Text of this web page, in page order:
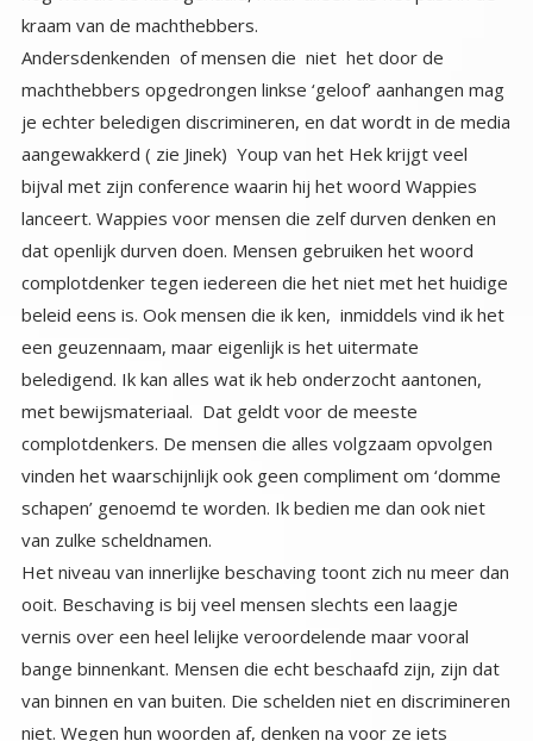
kraam van de machthebbers.
Andersdenkenden of mensen die niet het door de
machthebbers opgedrongen linkse ‘geloof’ aanhangen mag
je echter beledigen discrimineren, en dat wordt in de media
aangewakkerd ( zie Jinek) Youp van het Hek krijgt veel
bijval met zijn conference waarin hij het woord Wappies
lanceert. Wappies voor mensen die zelf durven denken en
dat openlijk durven doen. Mensen gebruiken het woord
complotdenker tegen iedereen die het niet met het huidige
beleid eens is. Ook mensen die ik ken, inmiddels vind ik het
een geuzennaam, maar eigenlijk is het uitermate
beledigend. Ik kan alles wat ik heb onderzocht aantonen,
met bewijsmateriaal. Dat geldt voor de meeste
complotdenkers. De mensen die alles volgzaam opvolgen
vinden het waarschijnlijk ook geen compliment om ‘domme
schapen’ genoemd te worden. Ik bedien me dan ook niet
van zulke scheldnamen.
Het niveau van innerlijke beschaving toont zich nu meer dan
ooit. Beschaving is bij veel mensen slechts een laagje
vernis over een heel lelijke veroordelende maar vooral
bange binnenkant. Mensen die echt beschaafd zijn, zijn dat
van binnen en van buiten. Die schelden niet en discrimineren
niet. Wegen hun woorden af, denken na voor ze iets